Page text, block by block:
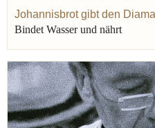
Johannisbrot gibt den
Bindet Wasser und nährt